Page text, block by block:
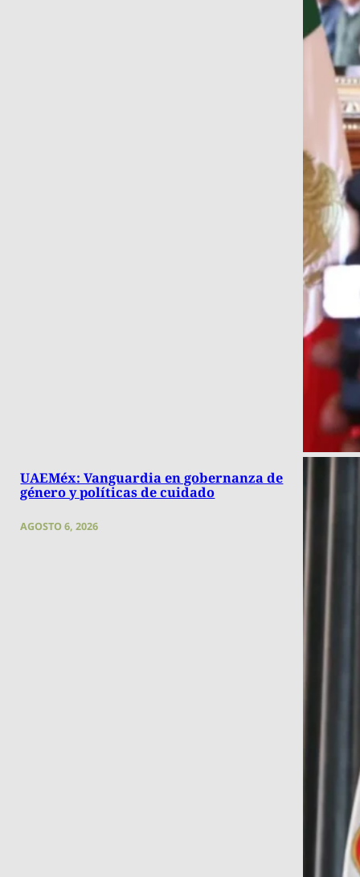
UAEMéx: Vanguardia en gobernanza de
género y políticas de cuidado
AGOSTO 6, 2026